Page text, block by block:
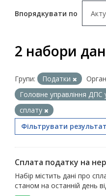
Впорядкувати по
2 набори
Групи: Податки
Головне управління ДПС
сплату
Фільтрувати
Сплата податку на
Набір містить дані про
станом на останній день